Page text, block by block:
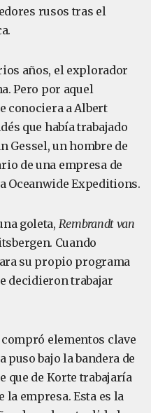
rusos tras el
años, el explorador
Pero por aquel
conociera a Albert
que había trabajado
Gessel, un hombre de
de una empresa de
Oceanwide Expeditions.
goleta, Rembrandt van
Cuando
su propio programa
decidieron trabajar
compró elementos clave
puso bajo la bandera de
que de Korte trabajaría
empresa. Esta es la